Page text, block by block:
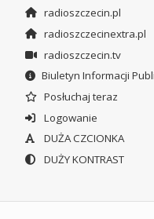
radioszczecin.pl
radioszczecinextra.pl
radioszczecin.tv
Biuletyn Informacji
Posłuchaj teraz
Logowanie
DUŻA CZCIONKA
DUŻY KONTRAST